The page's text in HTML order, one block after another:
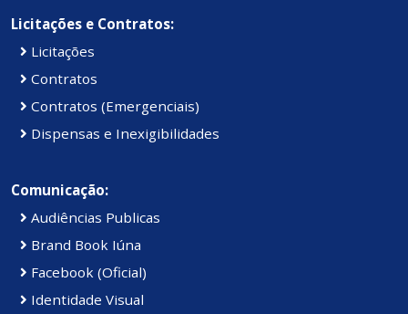
Licitações e Contratos:
Licitações
Contratos
Contratos (Emergenciais)
Dispensas e Inexigibilidades
Comunicação:
Audiências Publicas
Brand Book Iúna
Facebook (Oficial)
Identidade Visual